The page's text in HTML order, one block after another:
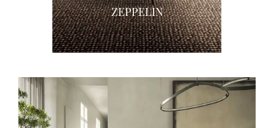
ZEPPELIN